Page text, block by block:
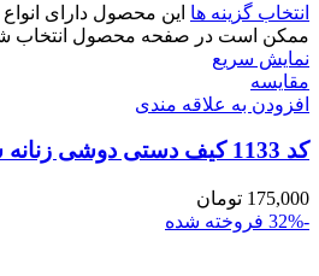
انتخاب گزینه ها این محصول دارای
ممکن است در صفحه محصول انتخاب
نمایش سریع
مقايسه
افزودن به علاقه مندی
کد 1133 کیف دستی دوشی زنانه شنل جلو بافت
175,000 تومان
-32%
فروخته شده